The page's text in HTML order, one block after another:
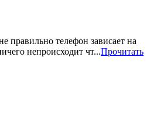
правильно телефон зависает на
непроисходит чт...Прочитать